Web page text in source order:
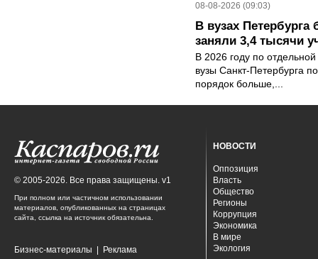
08-08-2026 (09:03)
В вузах
заняли 3,4 тысячи
В 2026 году по
вузы Санкт-Петербурга
порядок больше,...
© 2005-2026. Все права защищены. v1
При полном или частичном использовании
материалов, опубликованных на страницах
сайта, ссылка на источник обязательна.
Бизнес-материалы Реклама
НОВОСТИ
Оппозиция
Власть
Общество
Регионы
Коррупция
Экономика
В мире
Экология